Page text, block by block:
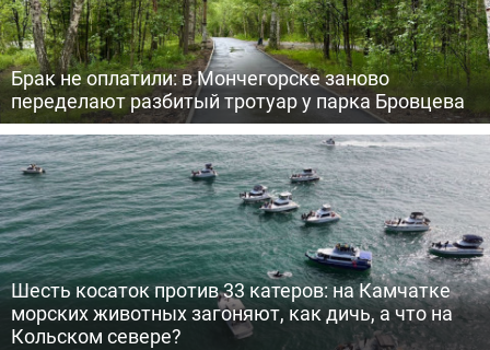
Брак не оплатили: в Мончегорске заново
переделают разбитый тротуар у парка Бровцева
Шесть косаток против 33 катеров: на Камчатке
морских животных загоняют, как дичь, а что на
Кольском севере?